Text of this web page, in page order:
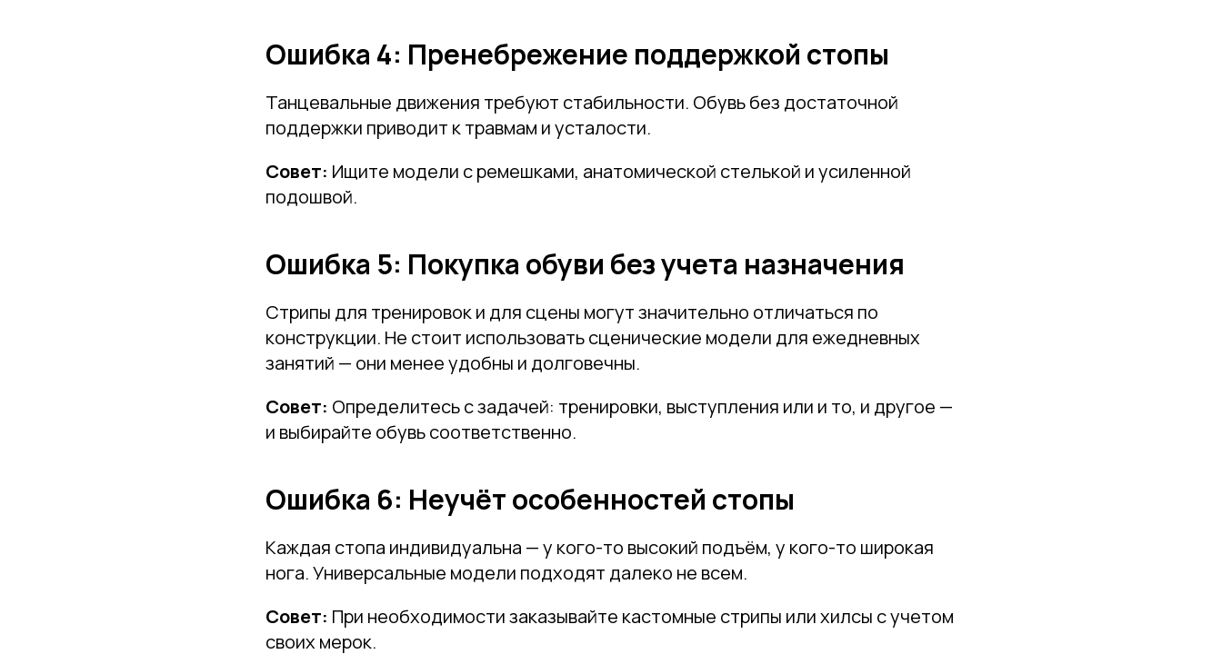
Ошибка 4: Пренебрежение поддержкой стопы
Танцевальные движения требуют стабильности. Обувь без достаточной
поддержки приводит к травмам и усталости.
Совет: Ищите модели с ремешками, анатомической стелькой и усиленной
подошвой.
Ошибка 5: Покупка обуви без учета назначения
Стрипы для тренировок и для сцены могут значительно отличаться по
конструкции. Не стоит использовать сценические модели для ежедневных
занятий — они менее удобны и долговечны.
Совет: Определитесь с задачей: тренировки, выступления или и то, и другое —
и выбирайте обувь соответственно.
Ошибка 6: Неучёт особенностей стопы
Каждая стопа индивидуальна — у кого-то высокий подъём, у кого-то широкая
нога. Универсальные модели подходят далеко не всем.
Совет: При необходимости заказывайте кастомные стрипы или хилсы с учетом
своих мерок.